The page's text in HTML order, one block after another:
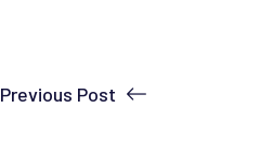
Previous Post